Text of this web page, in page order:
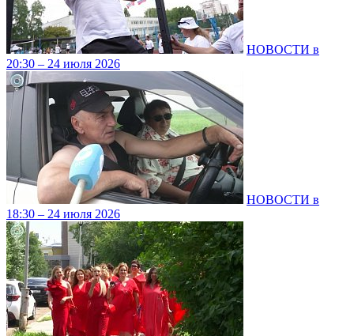
НОВОСТИ в
20:30 – 24 июля 2026
НОВОСТИ в
18:30 – 24 июля 2026